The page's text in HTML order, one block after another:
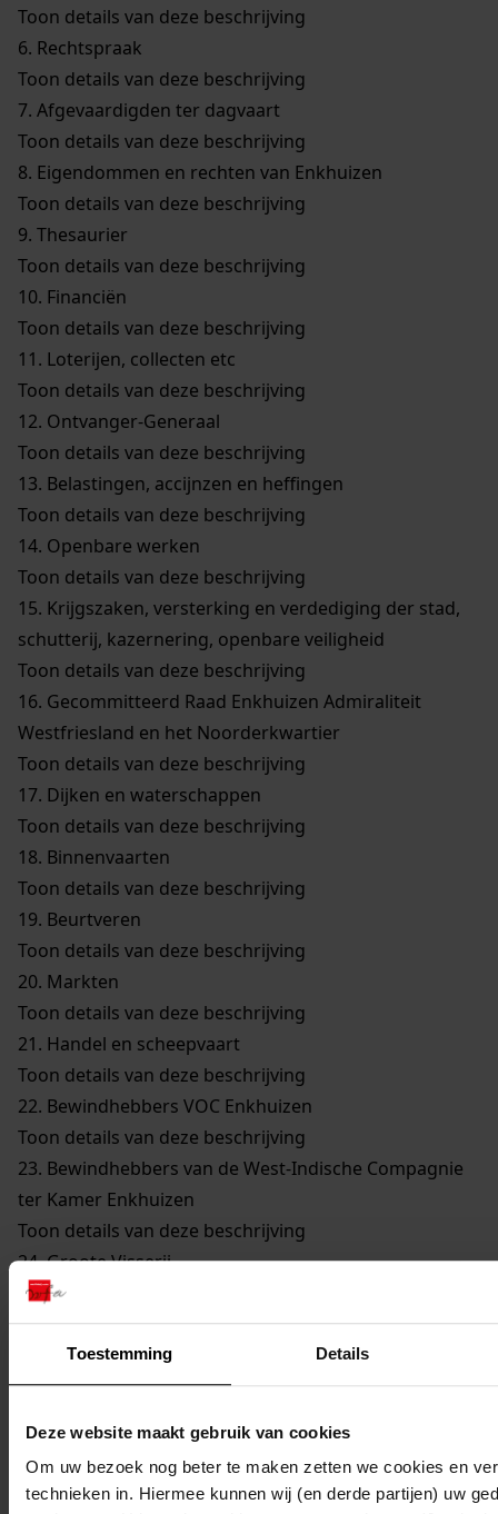
Toestemming Details
Deze website maakt gebruik van cookies
Om uw bezoek nog beter te maken zetten we cookies en
technieken in. Hiermee kunnen wij (en derde partijen) uw
Toon details van deze beschrijving
6. Rechtspraak
Toon details van deze beschrijving
7. Afgevaardigden ter dagvaart
Toon details van deze beschrijving
8. Eigendommen en rechten van Enkhuizen
Toon details van deze beschrijving
9. Thesaurier
Toon details van deze beschrijving
10. Financiën
Toon details van deze beschrijving
11. Loterijen, collecten etc
Toon details van deze beschrijving
12. Ontvanger-Generaal
Toon details van deze beschrijving
13. Belastingen, accijnzen en heffingen
Toon details van deze beschrijving
14. Openbare werken
Toon details van deze beschrijving
15. Krijgszaken, versterking en verdediging der stad,
schutterij, kazernering, openbare veiligheid
Toon details van deze beschrijving
16. Gecommitteerd Raad Enkhuizen Admiraliteit
Westfriesland en het Noorderkwartier
Toon details van deze beschrijving
17. Dijken en waterschappen
Toon details van deze beschrijving
18. Binnenvaarten
Toon details van deze beschrijving
19. Beurtveren
Toon details van deze beschrijving
20. Markten
Toon details van deze beschrijving
21. Handel en scheepvaart
Toon details van deze beschrijving
22. Bewindhebbers VOC Enkhuizen
Toon details van deze beschrijving
23. Bewindhebbers van de West-Indische Compagnie
ter Kamer Enkhuizen
Toon details van deze beschrijving
24.Groote Visserij
Toon details van deze beschrijving
25.Walvisvaarders
Toon details van deze beschrijving
26.Gilden en Neringen
Toon details van deze beschrijving